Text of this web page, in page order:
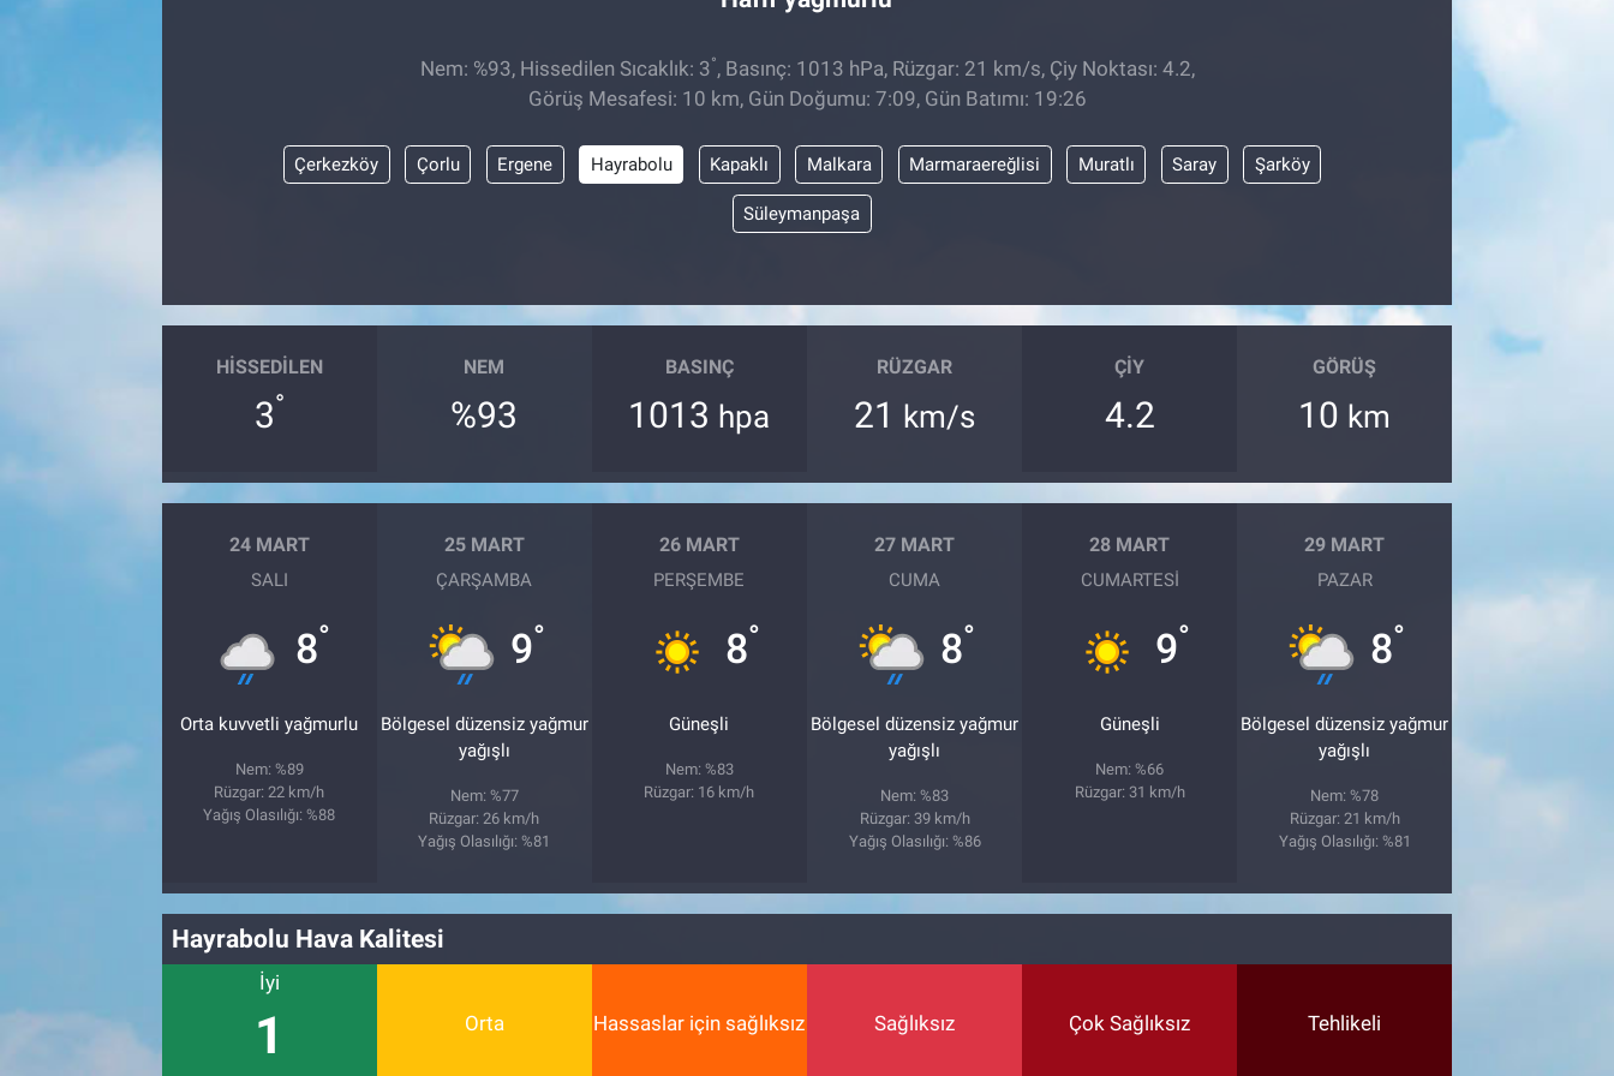
Nem: %93, Hissedilen Sıcaklık: 3°, Basınç: 1013 hPa, Rüzgar: 21 km/s, Çiy Noktası: 4.2,
Görüş Mesafesi: 10 km, Gün Doğumu: 7:09, Gün Batımı: 19:26
Çerkezköy Çorlu Ergene Hayrabolu Kapaklı Malkara Marmaraereğlisi Muratlı Saray Şarköy
Süleymanpaşa
HISSEDILEN
3°
NEM
%93
BASINÇ
1013 hpa
RÜZGAR
21 km/s
ÇIY
4.2
GÖRÜŞ
10 km
24 MART
SALI
8°
Orta kuvvetli yağmurlu
Nem: %89
Rüzgar: 22 km/h
Yağış Olasılığı: %88
25 MART
ÇARŞAMBA
9°
Bölgesel düzensiz yağmur
yağışlı
Nem: %77
Rüzgar: 26 km/h
Yağış Olasılığı: %81
26 MART
PERŞEMBE
8°
Güneşli
Nem: %83
Rüzgar: 16 km/h
27 MART
CUMA
8°
Bölgesel düzensiz yağmur
yağışlı
Nem: %83
Rüzgar: 39 km/h
Yağış Olasılığı: %86
28 MART
CUMARTESI
9°
Güneşli
Nem: %66
Rüzgar: 31 km/h
29 MART
PAZAR
8°
Bölgesel düzensiz yağmur
yağışlı
Nem: %78
Rüzgar: 21 km/h
Yağış Olasılığı: %81
Hayrabolu Hava Kalitesi
İyi
1 Orta Hassaslar için sağlıksız Sağlıksız Çok Sağlıksız Tehlikeli